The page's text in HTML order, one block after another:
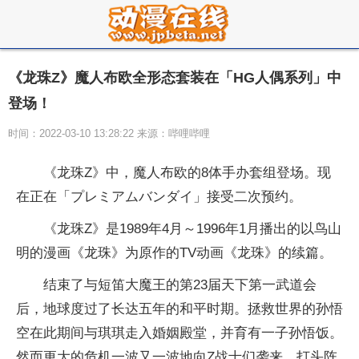
《龙珠Z》魔人布欧全形态套装在「HG人偶系列」中
登场！
时间：2022-03-10 13:28:22 来源：哔哩哔哩
《龙珠Z》中，魔人布欧的8体手办套组登场。现
在正在「プレミアムバンダイ」接受二次预约。
《龙珠Z》是1989年4月～1996年1月播出的以鸟山
明的漫画《龙珠》为原作的TV动画《龙珠》的续篇。
结束了与短笛大魔王的第23届天下第一武道会
后，地球度过了长达五年的和平时期。拯救世界的孙悟
空在此期间与琪琪走入婚姻殿堂，并育有一子孙悟饭。